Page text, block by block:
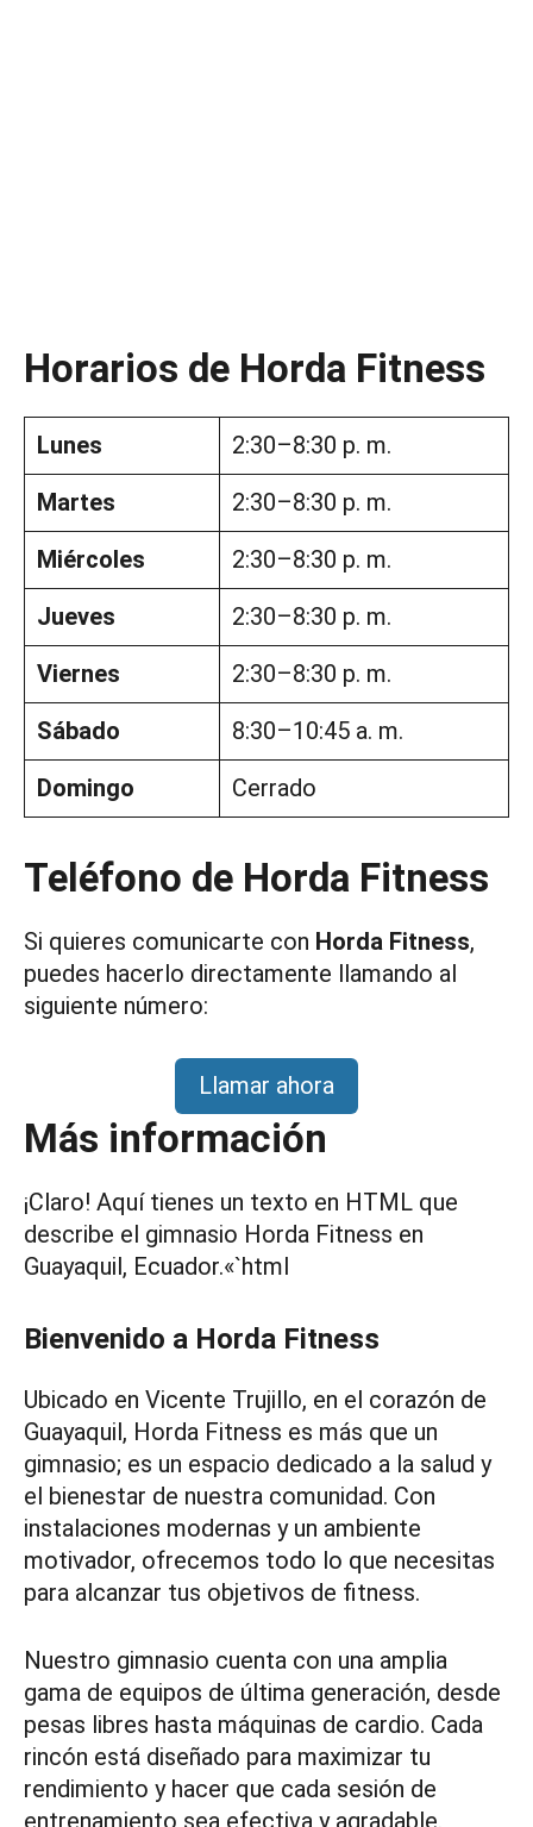
Horarios de Horda Fitness
Lunes
2:30–8:30 p. m.
Martes
2:30–8:30 p. m.
Miércoles
2:30–8:30 p. m.
Jueves
2:30–8:30 p. m.
Viernes
2:30–8:30 p. m.
Sábado
8:30–10:45 a. m.
Domingo
Cerrado
Teléfono de Horda Fitness
Si quieres comunicarte con Horda Fitness,
puedes hacerlo directamente llamando al
siguiente número:
Llamar ahora
Más información
¡Claro! Aquí tienes un texto en HTML que
describe el gimnasio Horda Fitness en
Guayaquil, Ecuador.«`html
Bienvenido a Horda Fitness
Ubicado en Vicente Trujillo, en el corazón de
Guayaquil, Horda Fitness es más que un
gimnasio; es un espacio dedicado a la salud y
el bienestar de nuestra comunidad. Con
instalaciones modernas y un ambiente
motivador, ofrecemos todo lo que necesitas
para alcanzar tus objetivos de fitness.
Nuestro gimnasio cuenta con una amplia
gama de equipos de última generación, desde
pesas libres hasta máquinas de cardio. Cada
rincón está diseñado para maximizar tu
rendimiento y hacer que cada sesión de
entrenamiento sea efectiva y agradable.